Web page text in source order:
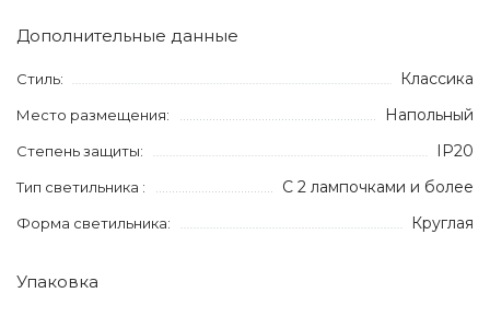
Дополнительные данные
Стиль: Классика
Место размещения: Напольный
Степень защиты: IP20
Тип светильника : С 2 лампочками и более
Форма светильника: Круглая
Упаковка